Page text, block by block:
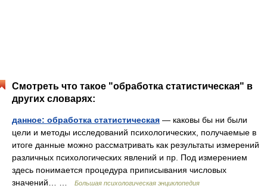
Смотреть что такое "обработка статистическая" в
других словарях:
данное: обработка статистическая — каковы бы ни были
цели и методы исследований психологических, получаемые в
итоге данные можно рассматривать как результаты измерений
различных психологических явлений и пр. Под измерением
здесь понимается процедура приписывания числовых
значений… …
Большая психологическая энциклопедия